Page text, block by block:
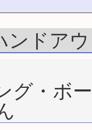
ンドア
グ・ボ